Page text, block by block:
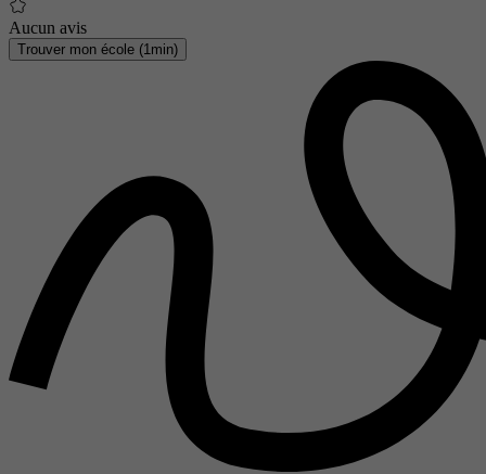
Aucun avis
Trouver mon école (1min)